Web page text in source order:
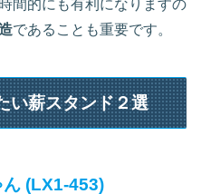
間的にも有利になりますの
であることも重要です。
い薪スタンド２選
(LX1-453)